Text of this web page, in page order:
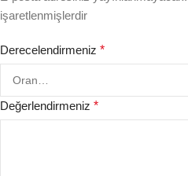
işaretlenmişlerdir
Derecelendirmeniz *
Değerlendirmeniz *